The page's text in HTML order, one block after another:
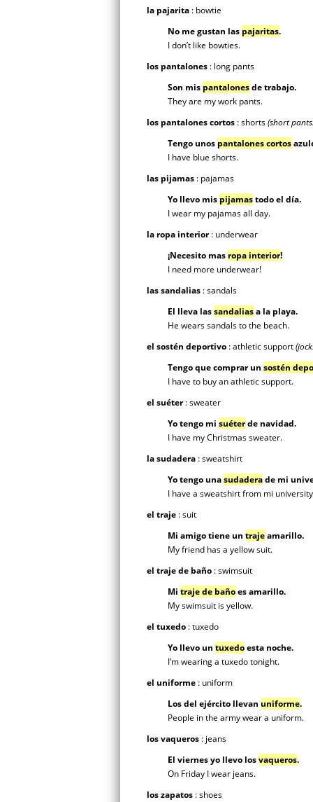
la pajarita : bowtie
No me gustan las pajaritas.
I don’t like bowties.
los pantalones : long pants
Son mis pantalonesde trabajo.
They are my work pants.
los pantalones cortos : shorts(short
Tengo unos pantalones cortos
I have blue shorts.
las pijamas : pajamas
Yo llevo mis pijamastodo el día.
I wear my pajamas all day.
la ropa interior: underwear
¡Necesito mas ropa interior!
I need more underwear!
las sandalias : sandals
El lleva lassandaliasa la playa.
He wears sandals to the beach.
el sostén deportivo : athletic support
Tengo que comprar un sostén
I have to buy an athletic support.
el suéter: sweater
Yo tengo mi suéterde navidad.
I have my Christmas sweater.
la sudadera : sweatshirt
Yo tengo unasudaderade mi
I have a sweatshirt from mi
el traje : suit
Mi amigo tiene un trajeamarillo.
My friend has a yellow suit.
el traje de baño : swimsuit
Mi traje de bañoes amarillo.
My swimsuit is yellow.
el tuxedo : tuxedo
Yo llevo un tuxedoesta noche.
I’m wearing a tuxedo tonight.
el uniforme : uniform
Los del ejército llevan uniforme.
People in the army wear a uniform.
los vaqueros : jeans
El viernes yo llevo losvaqueros.
On Friday I wear jeans.
los zapatos : shoes